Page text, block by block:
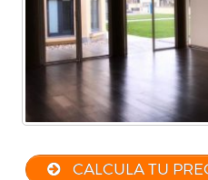
CALCULA TU